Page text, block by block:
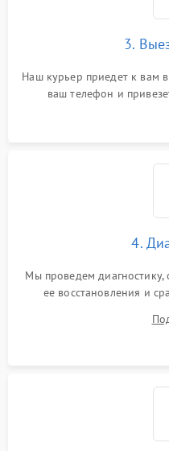
3.
Наш курьер приедет к вам
ваш телефон и
4.
Мы проведем диагностику,
ее восстановления и